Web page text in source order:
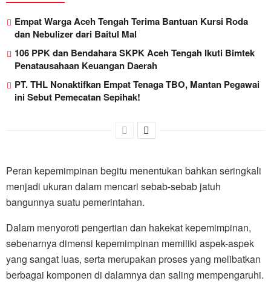
Empat Warga Aceh Tengah Terima Bantuan Kursi Roda
dan Nebulizer dari Baitul Mal
106 PPK dan Bendahara SKPK Aceh Tengah Ikuti Bimtek
Penatausahaan Keuangan Daerah
PT. THL Nonaktifkan Empat Tenaga TBO, Mantan Pegawai
ini Sebut Pemecatan Sepihak!
Peran kepemimpinan begitu menentukan bahkan seringkali
menjadi ukuran dalam mencari sebab-sebab jatuh
bangunnya suatu pemerintahan.
Dalam menyoroti pengertian dan hakekat kepemimpinan,
sebenarnya dimensi kepemimpinan memiliki aspek-aspek
yang sangat luas, serta merupakan proses yang melibatkan
berbagai komponen di dalamnya dan saling mempengaruhi.